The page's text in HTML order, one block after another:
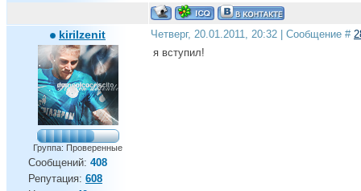
kirilzenit
Группа: Проверенные
Сообщений: 408
Репутация: 608
Четверг, 20.01.2011, 20:32 | Сообщение #
я вступил!